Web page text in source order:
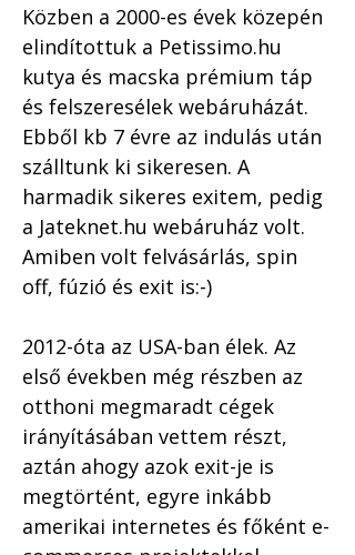
Közben a 2000-es évek közepén
elindítottuk a Petissimo.hu
kutya és macska prémium táp
és felszeresélek webáruházát.
Ebből kb 7 évre az indulás után
szálltunk ki sikeresen. A
harmadik sikeres exitem, pedig
a Jateknet.hu webáruház volt.
Amiben volt felvásárlás, spin
off, fúzió és exit is:-)
2012-óta az USA-ban élek. Az
első években még részben az
otthoni megmaradt cégek
irányításában vettem részt,
aztán ahogy azok exit-je is
megtörtént, egyre inkább
amerikai internetes és főként e-